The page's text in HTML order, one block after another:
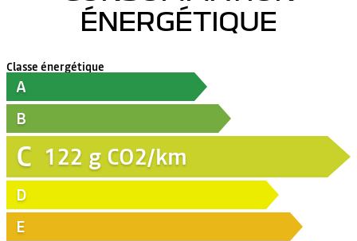
ÉNERGÉTIQUE
Classe énergétique
A
B
C 122 g CO2/km
D
E